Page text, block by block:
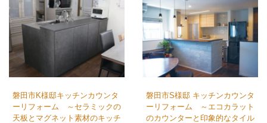
磐田市K様邸キッチンカウンタ
ーリフォーム ～セラミックの
天板とマグネット素材のキッチ
磐田市S様邸 キッチンカウンタ
ーリフォーム ～エコカラット
のカウンターと印象的なタイル